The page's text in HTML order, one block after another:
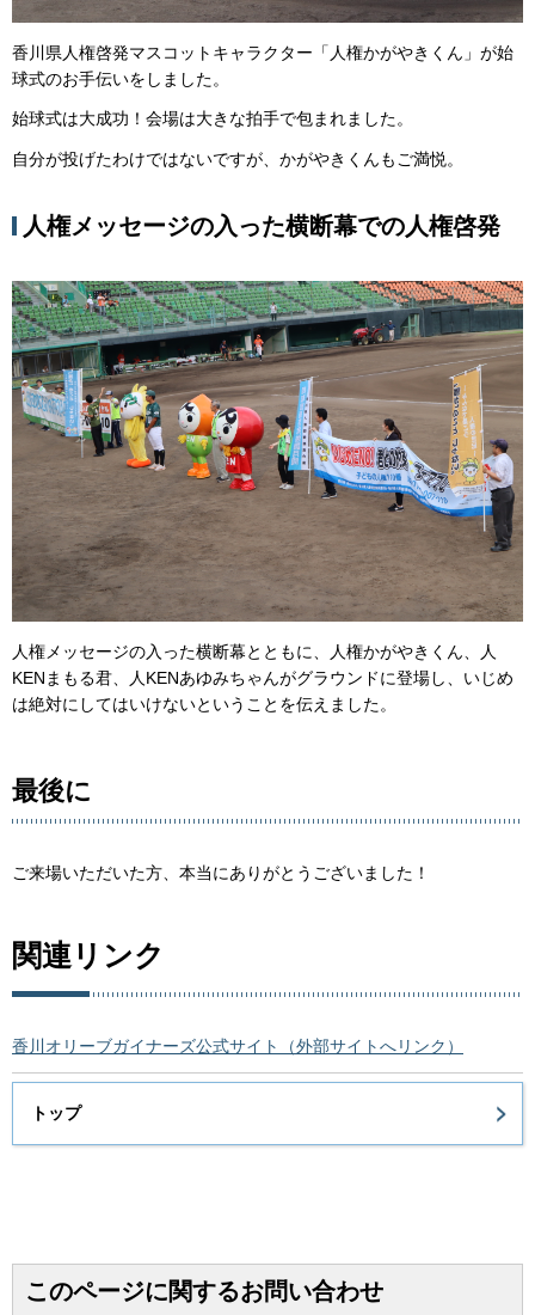
香川県人権啓発マスコットキャラクター「人権かがやきくん」が始
球式のお手伝いをしました。
始球式は大成功！会場は大きな拍手で包まれました。
自分が投げたわけではないですが、かがやきくんもご満悦。
人権メッセージの入った横断幕での人権啓発
人権メッセージの入った横断幕とともに、人権かがやきくん、人
KENまもる君、人KENあゆみちゃんがグラウンドに登場し、いじめ
は絶対にしてはいけないということを伝えました。
最後に
ご来場いただいた方、本当にありがとうございました！
関連リンク
香川オリーブガイナーズ公式サイト（外部サイトへリンク）
トップ
このページに関するお問い合わせ